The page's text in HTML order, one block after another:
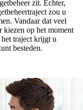
zit. Echter,
zou u
Vandaar dat veel
op het moment
traject krijgt u
besteden.